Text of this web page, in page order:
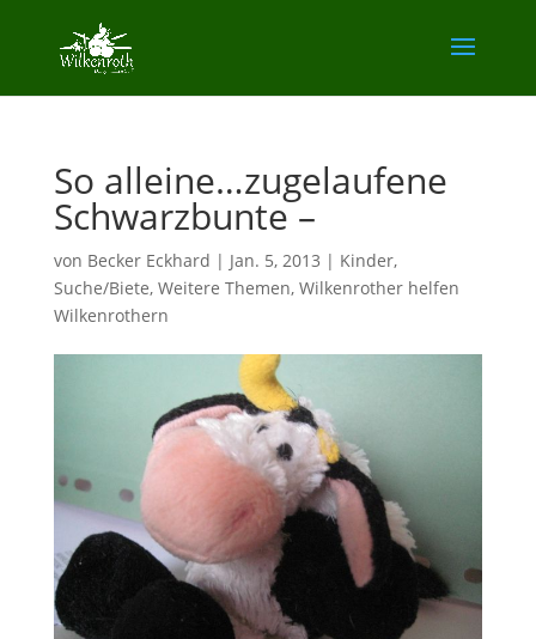
So alleine…zugelaufene
Schwarzbunte –
von Becker Eckhard | Jan. 5, 2013 | Kinder,
Suche/Biete, Weitere Themen, Wilkenrother helfen
Wilkenrothern